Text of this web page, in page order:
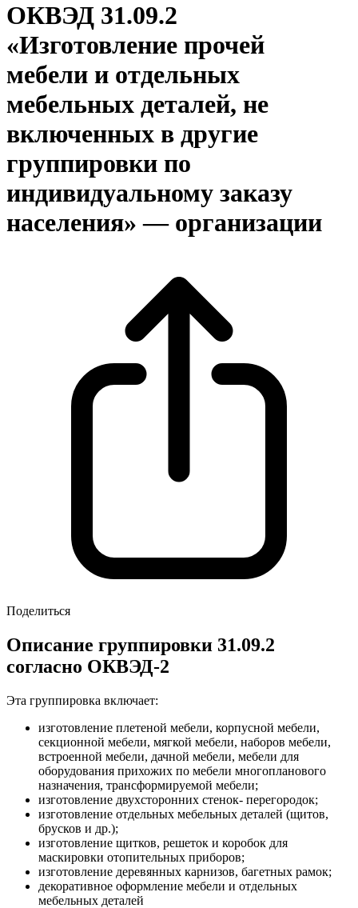
ОКВЭД 31.09.2
«Изготовление прочей
мебели и отдельных
мебельных деталей, не
включенных в другие
группировки по
индивидуальному заказу
населения» — организации
Поделиться
Описание группировки 31.09.2
согласно ОКВЭД-2
Эта группировка включает:
изготовление плетеной мебели, корпусной мебели,
секционной мебели, мягкой мебели, наборов мебели,
встроенной мебели, дачной мебели, мебели для
оборудования прихожих по мебели многопланового
назначения, трансформируемой мебели;
изготовление двухсторонних стенок- перегородок;
изготовление отдельных мебельных деталей (щитов,
брусков и др.);
изготовление щитков, решеток и коробок для
маскировки отопительных приборов;
изготовление деревянных карнизов, багетных рамок;
декоративное оформление мебели и отдельных
мебельных деталей